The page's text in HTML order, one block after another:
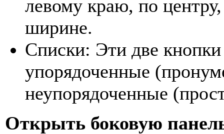
левому краю, по
ширине.
Списки: Эти две кнопки
упорядоченные
неупорядоченные
Открыть боковую